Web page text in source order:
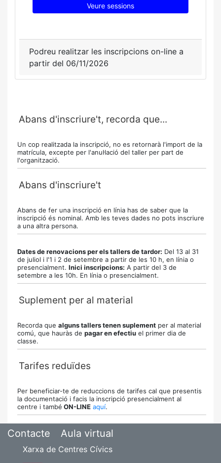
Veure sessions
Podreu realitzar les inscripcions on-line a
partir del 06/11/2026
Abans d'inscriure't, recorda que...
Un cop realitzada la inscripció, no es retornarà l'import de la
matrícula, excepte per l'anul·lació del taller per part de
l'organització.
Abans d'inscriure't
Abans de fer una inscripció en línia has de saber que la
inscripció és nominal. Amb les teves dades no pots inscriure
a una altra persona.
Dates de renovacions per els tallers de tardor: Del 13 al 31
de juliol i l'1 i 2 de setembre a partir de les 10 h, en línia o
presencialment. Inici inscripcions: A partir del 3 de
setembre a les 10h. En línia o presencialment.
Suplement per al material
Recorda que alguns tallers tenen suplement per al material
comú, que hauràs de pagar en efectiu el primer dia de
classe.
Tarifes reduïdes
Per beneficiar-te de reduccions de tarifes cal que presentis
la documentació i facis la inscripció presencialment al
centre i també ON-LINE aquí.
Contacte Aula virtual
Xarxa de Centres Cívics